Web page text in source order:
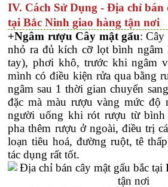
IV. Cách Sử Dụng - Địa chỉ bán
tại Bắc Ninh giao hàng tận nơi
+Ngâm rượu Cây mật gấu: Cây
nhỏ ra đủ kích cỡ lọt bình ngâm
tay), phơi khô, trước khi ngâm
mình có điều kiện rửa qua bằng
ngâm sau 1 thời gian chuyển
đặc mà màu rượu vàng mức độ
người uống khi rót rượu từ
pha thêm rượu ở ngoài, điều trị
loạn tiêu hoá, đường ruột, tê
tác dụng rất tốt.